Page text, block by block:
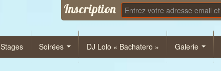
Inscription
Stages Soirées DJ Lolo « Bachatero » Galerie